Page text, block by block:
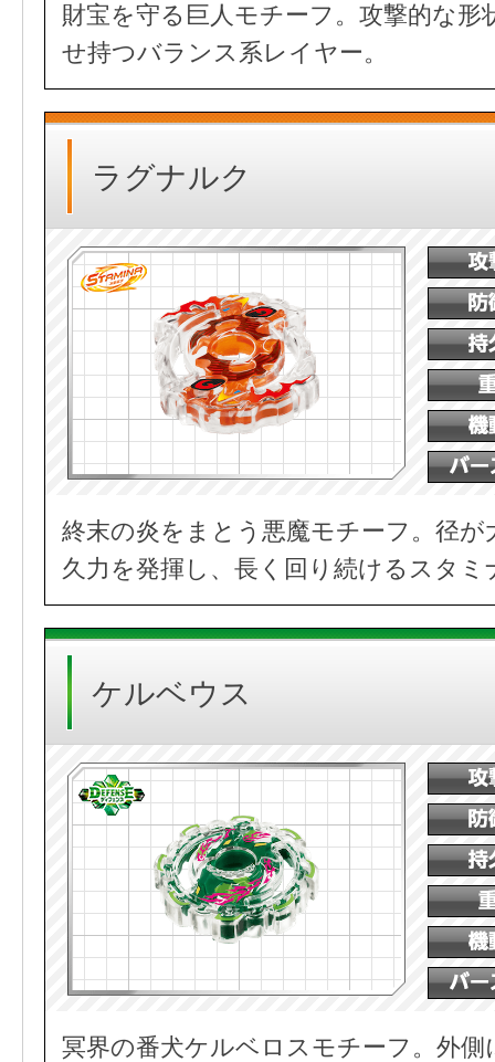
財宝を守る巨人モチーフ。攻撃的な形
せ持つバランス系レイヤー。
ラグナルク
終末の炎をまとう悪魔モチーフ。径
久力を発揮し、長く回り続けるスタミ
ケルベウス
冥界の番犬ケルベロスモチーフ。外